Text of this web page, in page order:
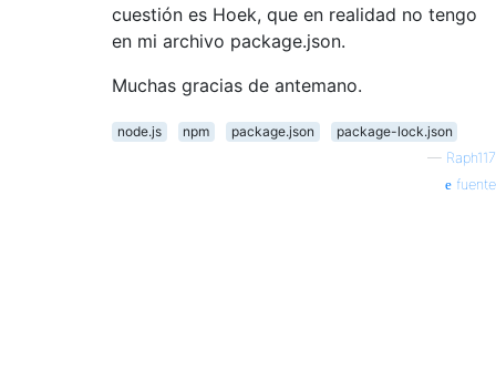
cuestión es Hoek, que en realidad no tengo
en mi archivo package.json.
Muchas gracias de antemano.
node.js npm package.json
package-lock.json
— Raph117
fuente